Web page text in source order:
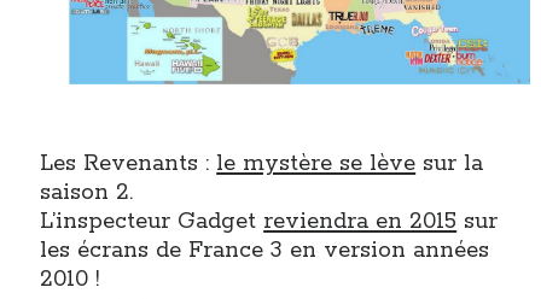
Les Revenants :le mystère se lève sur la
saison 2.
L’inspecteur Gadgetreviendra en 2015 sur
les écrans de France 3 en version années
2010 !